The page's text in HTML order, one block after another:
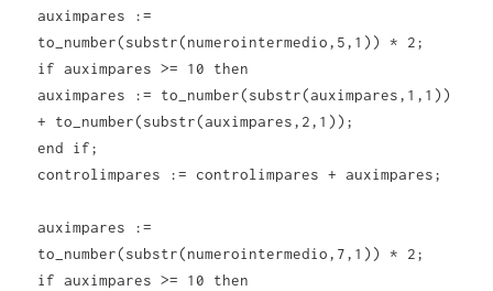
auximpares :=
to_number(substr(numerointermedio,5,1)) * 2;
if auximpares >= 10 then
auximpares := to_number(substr(auximpares,1,1))
+ to_number(substr(auximpares,2,1));
end if;
controlimpares := controlimpares + auximpares;
auximpares :=
to_number(substr(numerointermedio,7,1)) * 2;
if auximpares >= 10 then